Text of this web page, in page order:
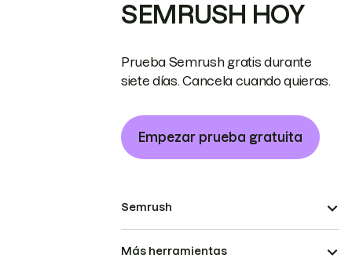
SEMRUSH HOY
Prueba Semrush gratis durante
siete días. Cancela cuando quieras.
Empezar prueba gratuita
Semrush
Más herramientas